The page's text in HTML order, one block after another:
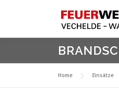
Home Einsätze